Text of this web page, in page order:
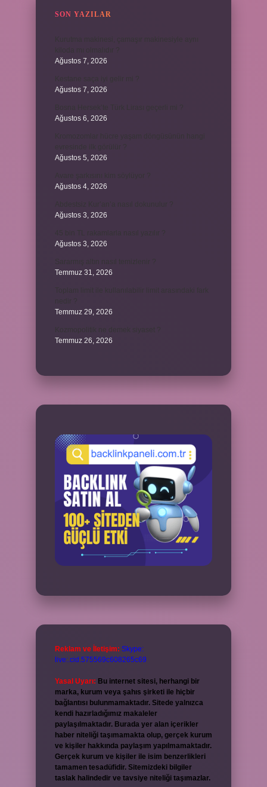
SON YAZILAR
Ağustos 7, 2026
Ağustos 7, 2026
Ağustos 6, 2026
Ağustos 5, 2026
Ağustos 4, 2026
Ağustos 3, 2026
Ağustos 3, 2026
Temmuz 31, 2026
Temmuz 29, 2026
Temmuz 26, 2026
Reklam ve İletişim: Skype:
live:.cid.575569c608265c69
Yasal Uyarı: Bu internet sitesi, herhangi bir
marka, kurum veya şahıs şirketi ile hiçbir
bağlantısı bulunmamaktadır. Sitede yalnızca
kendi hazırladığımız makaleler
paylaşılmaktadır. Burada yer alan içerikler
haber niteliği taşımamakta olup, gerçek kurum
ve kişiler hakkında paylaşım yapılmamaktadır.
Gerçek kurum ve kişiler ile isim benzerlikleri
tamamen tesadüfidir. Sitemizdeki bilgiler
taslak halindedir ve tavsiye niteliği taşımazlar.